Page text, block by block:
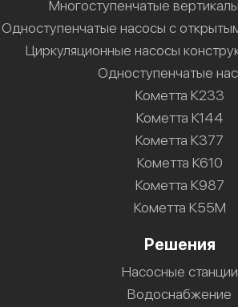
Многоступенчатые
Одноступенчатые насосы с
Циркуляционные насосы
Одноступенчатые
Кометта К233
Кометта К144
Кометта К377
Кометта К610
Кометта К987
Кометта К55М
Решения
Насосные станции
Водоснабжение